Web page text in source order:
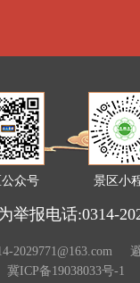
众号 景区小
举报电话:0314-
2029771@163.com
冀ICP备19038033号-1